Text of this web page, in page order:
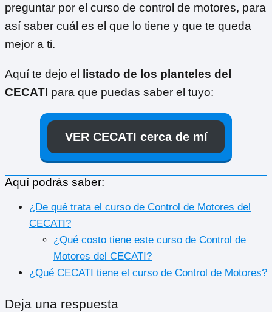
preguntar por el curso de control de motores, para
así saber cuál es el que lo tiene y que te queda
mejor a ti.
Aquí te dejo el listado de los planteles del
CECATI para que puedas saber el tuyo:
VER CECATI cerca de mí
Aquí podrás saber:
¿De qué trata el curso de Control de Motores del
CECATI?
¿Qué costo tiene este curso de Control de
Motores del CECATI?
¿Qué CECATI tiene el curso de Control de Motores?
Deja una respuesta